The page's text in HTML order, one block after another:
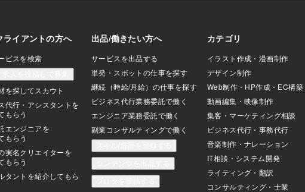
のが「日本」なのじゃ。悲しいけどそう
じゃ。「日本人は高く売れる」というの
は「世界共通」かも知れんぞよ。「日本
食を食べ、日本人の高い教養と信頼性」
って、もう「世界中」が知っている事実
じゃ。どこの誰